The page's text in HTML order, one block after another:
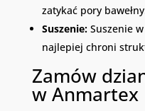
zatykać pory
Suszenie:Suszenie
najlepiej chroni
Zamów
w Anmartex